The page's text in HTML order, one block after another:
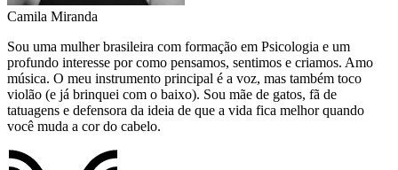
Camila Miranda
Sou uma mulher brasileira com formação em Psicologia e um
profundo interesse por como pensamos, sentimos e criamos. Amo
música. O meu instrumento principal é a voz, mas também toco
violão (e já brinquei com o baixo). Sou mãe de gatos, fã de
tatuagens e defensora da ideia de que a vida fica melhor quando
você muda a cor do cabelo.